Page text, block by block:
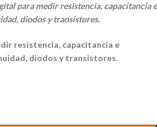
para medir resistencia, capacitancia e
diodos y transistores.
resistencia, capacitancia e
diodos y transistores.